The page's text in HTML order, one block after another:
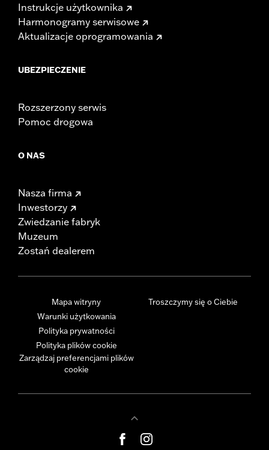
Instrukcje użytkownika
Harmonogramy serwisowe
Aktualizacje oprogramowania
UBEZPIECZENIE
Rozszerzony serwis
Pomoc drogowa
O NAS
Nasza firma
Inwestorzy
Zwiedzanie fabryk
Muzeum
Zostań dealerem
Mapa witryny
Warunki użytkowania
Polityka prywatności
Polityka plików cookie
Zarządzaj preferencjami plików
cookie
Troszczymy się o Ciebie